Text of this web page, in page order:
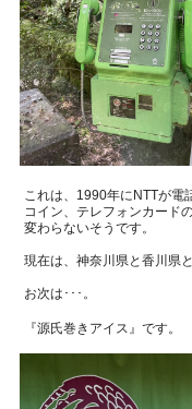
これは、 1990年にNTTが電
コイン、テレフォンカード
変わらないそうです。
現在は、神奈川県と香川県
お次は･･･。
『源氏巻きアイス』です。